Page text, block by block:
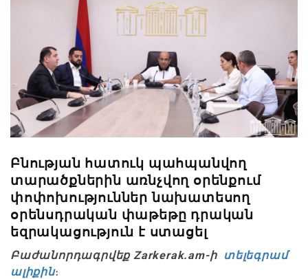
Բնության հատուկ պահպանվող
տարածքներին առնչվող օրենքում
փոփոխություններ նախատեսող
օրենսդրական փաթեթը դրական
եզրակացություն է ստացել
Բաժանորդագրվեք Zarkerak.am-ի տելեգրամ
ալիքին։